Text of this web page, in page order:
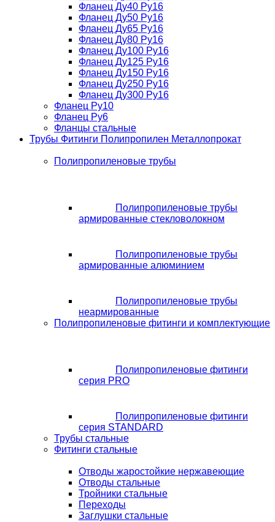
Фланец Ду40 Ру16
Фланец Ду50 Ру16
Фланец Ду65 Ру16
Фланец Ду80 Ру16
Фланец Ду100 Ру16
Фланец Ду125 Ру16
Фланец Ду150 Ру16
Фланец Ду250 Ру16
Фланец Ду300 Ру16
Фланец Ру10
Фланец Ру6
Фланцы стальные
Трубы Фитинги Полипропилен Металлопрокат
Полипропиленовые трубы
Полипропиленовые трубы
армированные стекловолокном
Полипропиленовые трубы
армированные алюминием
Полипропиленовые трубы
неармированные
Полипропиленовые фитинги и комплектующие
Полипропиленовые фитинги
серия PRO
Полипропиленовые фитинги
серия STANDARD
Трубы стальные
Фитинги стальные
Отводы жаростойкие нержавеющие
Отводы стальные
Тройники стальные
Переходы
Заглушки стальные